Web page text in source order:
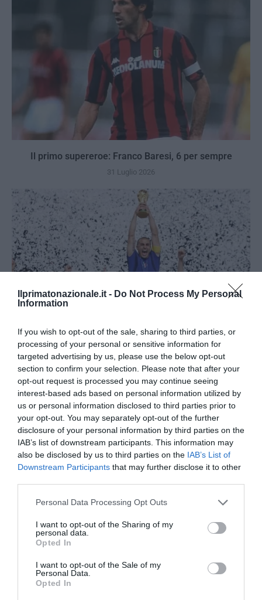
Ilprimatonazionale.it - Do Not Process My Personal
Information
If you wish to opt-out of the sale, sharing to third parties, or
processing of your personal or sensitive information for
targeted advertising by us, please use the below opt-out
section to confirm your selection. Please note that after your
opt-out request is processed you may continue seeing
interest-based ads based on personal information utilized by
us or personal information disclosed to third parties prior to
your opt-out. You may separately opt-out of the further
disclosure of your personal information by third parties on the
IAB’s list of downstream participants. This information may
also be disclosed by us to third parties on the IAB’s List of
Downstream Participants that may further disclose it to other
Please note that this website/app uses one or more Google
not limited to your visit or usage behaviour. You may click to
grant or deny consent to Google and its third-party tags to
use your data for below specified purposes in below Google
consent section.
Personal Data Processing Opt Outs
I want to opt-out of the Sharing of my
personal data.
Opted In
I want to opt-out of the Sale of my
Personal Data.
Opted In
Il primo supereroe: Franco Baresi, 6 per sempre
31 Luglio 2026
Berlino 2006, una notte da campioni del mondo
18 Luglio 2026
Inghilterra-Argentina, molto più di una partita